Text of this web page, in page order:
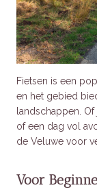
Fietsen is een
en het gebied
landschappen.
of een dag vol
de Veluwe voor
Voor